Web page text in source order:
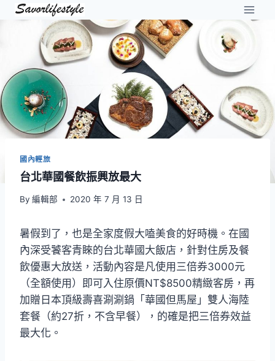
Skip
國內輕旅
台北華國餐飲振興放最大
By 編輯部 2020 年 7 月 13 日
暑假到了，也是全家度假大嗑美食的好時機。在國
內深受饕客青睞的台北華國大飯店，針對住房及餐
飲優惠大放送，活動內容是凡使用三倍券3000元
（全額使用）即可入住原價NT$8500精緻客房，再
加贈日本頂級壽喜涮涮鍋「華國但馬屋」雙人海陸
套餐（約27折，不含早餐），的確是把三倍券效益
最大化。